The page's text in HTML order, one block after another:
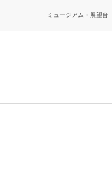
ミュージアム・展望台